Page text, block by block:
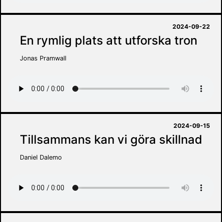
2024-09-22
En rymlig plats att utforska tron
Jonas Pramwall
2024-09-15
Tillsammans kan vi göra skillnad
Daniel Dalemo